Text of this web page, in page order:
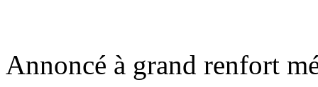
Annoncé à grand renfort